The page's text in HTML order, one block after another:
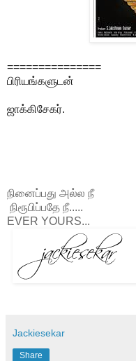
===============
பிரியங்களுடன்
ஜாக்கிசேகர்.
நினைப்பது அல்ல நீ
நிரூபிப்பதே நீ.....
EVER YOURS...
Jackiesekar
Share